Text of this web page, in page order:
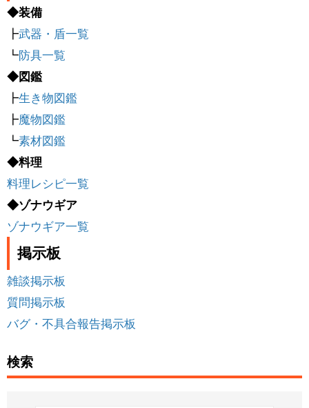
◆装備
┣武器・盾一覧
┗防具一覧
◆図鑑
┣生き物図鑑
┣魔物図鑑
┗素材図鑑
◆料理
料理レシピ一覧
◆ゾナウギア
ゾナウギア一覧
掲示板
雑談掲示板
質問掲示板
バグ・不具合報告掲示板
検索